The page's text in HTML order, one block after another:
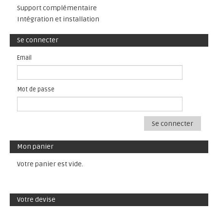
Support complémentaire
Intégration et installation
Se connecter
Email
Mot de passe
Se connecter
Mon panier
Votre panier est vide.
Votre devise